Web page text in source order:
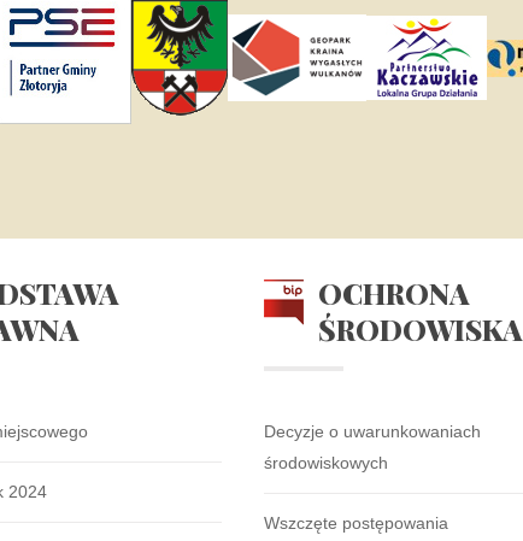
2024
OCHRONA
ŚRODOWISKA
Decyzje o uwarunkowaniach
środowiskowych
Wszczęte postępowania